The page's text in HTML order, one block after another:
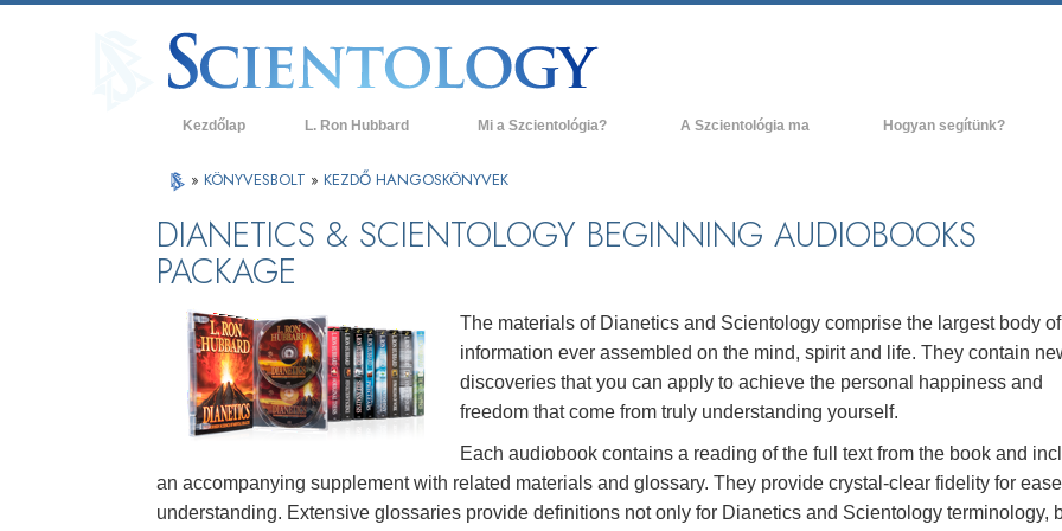
Kezdőlap L. Ron Hubbard Mi a Szcientológia?
Hittételek és gyakorlatok
Ismerjen meg egy szcientológust!
Látogatás egy egyházban
A Szcientológia alapelvei
Bevezetés a Dianetikába
Mi a nagyság?
A Szcientológia ma
Freewinds
Eljuttatjuk a világnak a Szcientológiát
vezetője
Hogyan segítünk?
» KÖNYVESBOLT » KEZDŐ HANGOSKÖNYVEK
DIANETICS & SCIENTOLOGY BEGINNING AUDIOBOOKS
PACKAGE
The materials of Dianetics and Scientology comprise the largest body of
information ever assembled on the mind, spirit and life. They contain
discoveries that you can apply to achieve the personal happiness and
freedom that come from truly understanding yourself.
Each audiobook contains a reading of the full text from the book and
an accompanying supplement with related materials and glossary. They provide crystal-clear fidelity for
understanding. Extensive glossaries provide definitions not only for Dianetics and Scientology terminology,